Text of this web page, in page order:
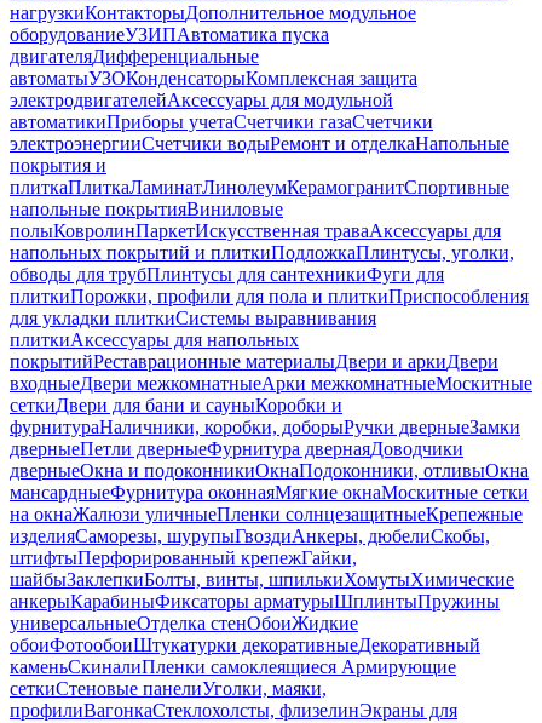
нагрузкиКонтакторыДополнительное модульное
оборудованиеУЗИПАвтоматика пуска
двигателяДифференциальные
автоматыУЗОКонденсаторыКомплексная защита
электродвигателейАксессуары для модульной
автоматикиПриборы учетаСчетчики газаСчетчики
электроэнергииСчетчики водыРемонт и отделкаНапольные
покрытия и
плиткаПлиткаЛаминатЛинолеумКерамогранитСпортивные
напольные покрытияВиниловые
полыКовролинПаркетИскусственная траваАксессуары для
напольных покрытий и плиткиПодложкаПлинтусы, уголки,
обводы для трубПлинтусы для сантехникиФуги для
плиткиПорожки, профили для пола и плиткиПриспособления
для укладки плиткиСистемы выравнивания
плиткиАксессуары для напольных
покрытийРеставрационные материалыДвери и аркиДвери
входныеДвери межкомнатныеАрки межкомнатныеМоскитные
сеткиДвери для бани и сауныКоробки и
фурнитураНаличники, коробки, доборыРучки дверныеЗамки
дверныеПетли дверныеФурнитура двернаяДоводчики
дверныеОкна и подоконникиОкнаПодоконники, отливыОкна
мансардныеФурнитура оконнаяМягкие окнаМоскитные сетки
на окнаЖалюзи уличныеПленки солнцезащитныеКрепежные
изделияСаморезы, шурупыГвоздиАнкеры, дюбелиСкобы,
штифтыПерфорированный крепежГайки,
шайбыЗаклепкиБолты, винты, шпилькиХомутыХимические
анкерыКарабиныФиксаторы арматурыШплинтыПружины
универсальныеОтделка стенОбоиЖидкие
обоиФотообоиШтукатурки декоративныеДекоративный
каменьСкиналиПленки самоклеящиеся Армирующие
сеткиСтеновые панелиУголки, маяки,
профилиВагонкаСтеклохолсты, флизелинЭкраны для